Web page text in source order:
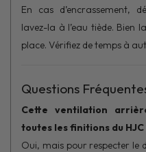
En cas d’encrassement,
lavez-la à l’eau tiède. Bien
place. Vérifiez de temps à
Questions
Cette ventilation
toutes les finitions du HJC
Oui, mais pour respecter le